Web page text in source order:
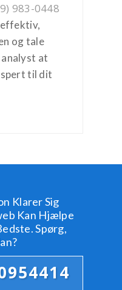
983-0448
og tale
analyst at
til dit
Klarer Sig
Kan Hjælpe
Spørg,